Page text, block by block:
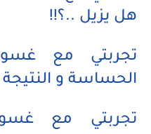
هل يزيل ..؟!!
تجربتي مع
الحساسة و
تجربتي مع